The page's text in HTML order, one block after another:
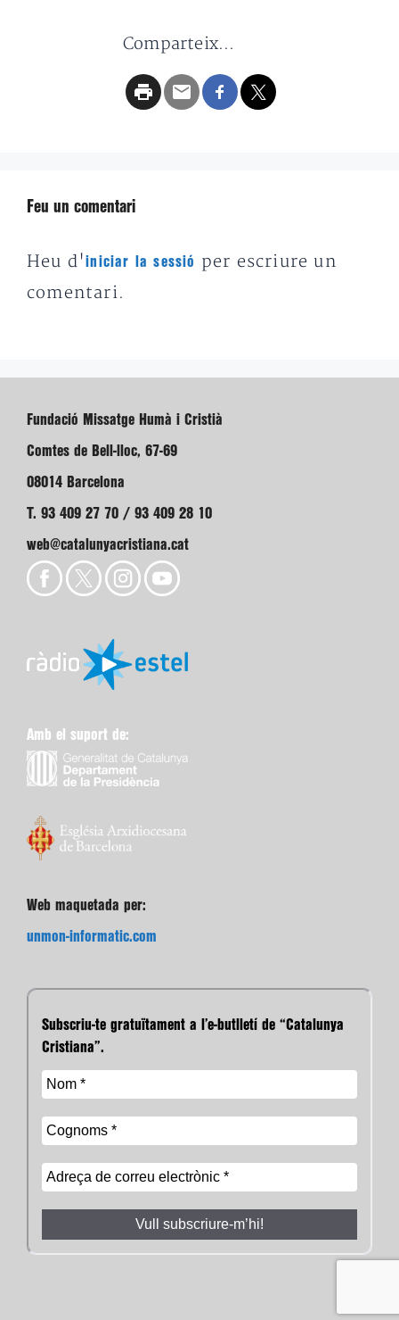
Comparteix...
Feu un comentari
Heu d'iniciar la sessió
per escriure un
comentari.
Fundació Missatge Humà i Cristià
Comtes de Bell-lloc, 67-69
08014 Barcelona
T. 93 409 27 70 / 93 409 28 10
web@catalunyacristiana.cat
Amb el suport de:
Web maquetada per:
unmon-informatic.com
Subscriu-te gratuïtament a l’e-butlletí de “Catalunya
Cristiana”.